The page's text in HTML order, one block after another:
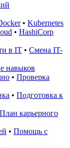
• Kubernetes
• HashiCorp
в IT • Смена IT-
навыков
• Проверка
• Подготовка к
План карьерного
• Помощь с